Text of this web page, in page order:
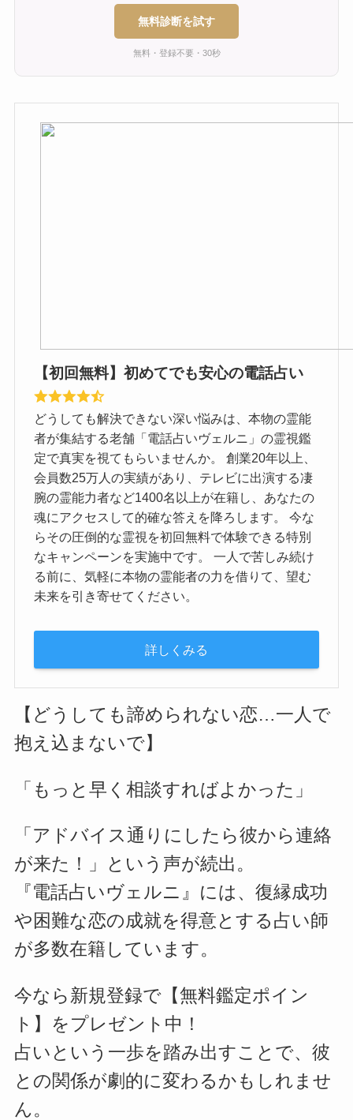
無料診断を試す
無料・登録不要・30秒
【初回無料】初めてでも安心の電話占い
どうしても解決できない深い悩みは、本物の霊能
者が集結する老舗「電話占いヴェルニ」の霊視鑑
定で真実を視てもらいませんか。 創業20年以上、
会員数25万人の実績があり、テレビに出演する凄
腕の霊能力者など1400名以上が在籍し、あなたの
魂にアクセスして的確な答えを降ろします。 今な
らその圧倒的な霊視を初回無料で体験できる特別
なキャンペーンを実施中です。 一人で苦しみ続け
る前に、気軽に本物の霊能者の力を借りて、望む
未来を引き寄せてください。
詳しくみる
【どうしても諦められない恋…一人で
抱え込まないで】
「もっと早く相談すればよかった」
「アドバイス通りにしたら彼から連絡
が来た！」という声が続出。
『電話占いヴェルニ』には、復縁成功
や困難な恋の成就を得意とする占い師
が多数在籍しています。
今なら新規登録で【無料鑑定ポイン
ト】をプレゼント中！
占いという一歩を踏み出すことで、彼
との関係が劇的に変わるかもしれませ
ん。